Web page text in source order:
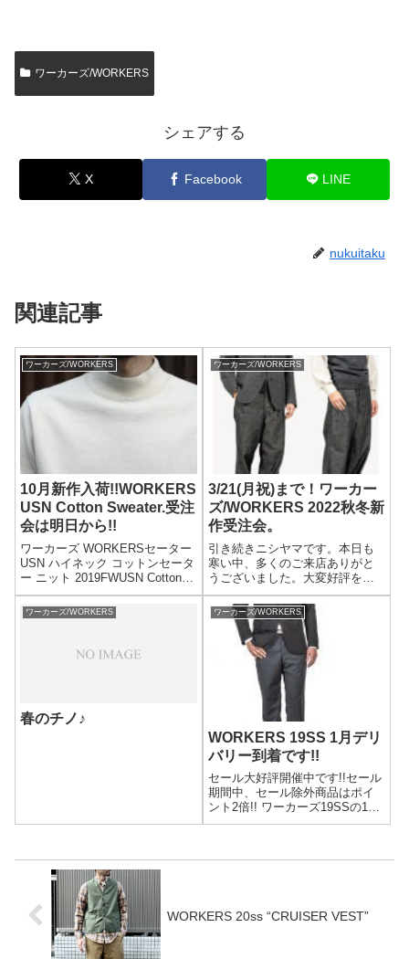
ワーカーズ/WORKERS
シェアする
X Facebook LINE
nukuitaku
関連記事
ワーカーズ/WORKERS
10月新作入荷!!WORKERS
USN Cotton Sweater.受注
会は明日から!!
ワーカーズ WORKERSセーター
USN ハイネック コットンセータ
ー ニット 2019FWUSN Cotton
Sweater MADE IN JAPAN(1909-
USN-COTTON-
SWEATER)PRICE:14,000yen+...
ワーカーズ/WORKERS
3/21(月祝)まで！ワーカー
ズ/WORKERS​ 2022秋冬新
作受注会。
引き続きニシヤマです。本日も
寒い中、多くのご来店ありがと
うございました。大変好評をい
ただいているWORKERSの受注
会も21日(月)で終了。秋冬全型ご
覧いただけるのは3連休がラスト
チャンスです。また、一部アン
ドフェブで仕入れないアイテム
ワーカーズ/WORKERS
春のチノ♪
ワーカーズ/WORKERS
WORKERS 19SS 1月デリ
バリー到着です!!
セール大好評開催中です!!セール
期間中、セール除外商品はポイ
ント2倍!! ワーカーズ19SSの1月
デリバリーのアイテムが一挙入
WORKERS 20ss “CRUISER VEST”